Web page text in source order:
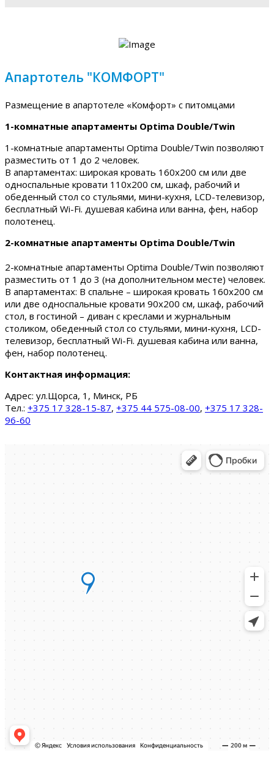
Апартотель "КОМФОРТ"
Размещение в апартотеле «Комфорт» с питомцами
1-комнатные апартаменты Optima Double/Twin
1-комнатные апартаменты Optima Double/Twin позволяют
разместить от 1 до 2 человек.
В апартаментах: широкая кровать 160х200 см или две
односпальные кровати 110х200 см, шкаф, рабочий и
обеденный стол со стульями, мини-кухня, LCD-телевизор,
бесплатный Wi-Fi. душевая кабина или ванна, фен, набор
полотенец.
2-комнатные апартаменты Optima Double/Twin
2-комнатные апартаменты Optima Double/Twin позволяют
разместить от 1 до 3 (на дополнительном месте) человек.
В апартаментах: В спальне – широкая кровать 160х200 см
или две односпальные кровати 90х200 см, шкаф, рабочий
стол, в гостиной – диван с креслами и журнальным
столиком, обеденный стол со стульями, мини-кухня, LCD-
телевизор, бесплатный Wi-Fi. душевая кабина или ванна,
фен, набор полотенец.
Контактная информация:
Адрес: ул.Щорса, 1, Минск, РБ
Тел.: +375 17 328-15-87, +375 44 575-08-00, +375 17 328-
96-60